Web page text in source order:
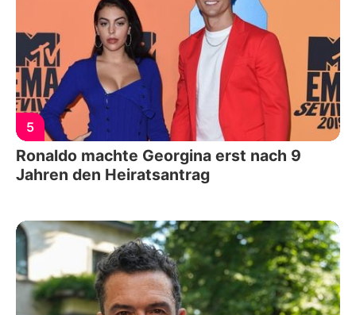
5
Ronaldo machte Georgina erst nach 9
Jahren den Heiratsantrag